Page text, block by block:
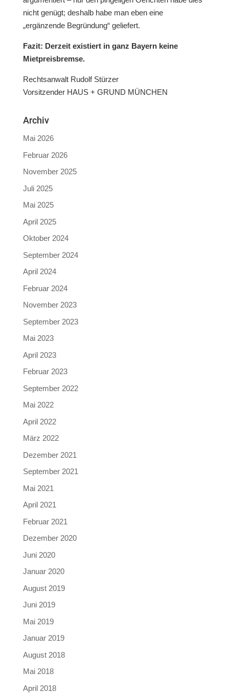
nicht genügt; deshalb habe man eben eine
„ergänzende Begründung“ geliefert.
Fazit: Derzeit existiert in ganz Bayern keine
Mietpreisbremse.
Rechtsanwalt Rudolf Stürzer
Vorsitzender HAUS + GRUND MÜNCHEN
Archiv
Mai 2026
Februar 2026
November 2025
Juli 2025
Mai 2025
April 2025
Oktober 2024
September 2024
April 2024
Februar 2024
November 2023
September 2023
Mai 2023
April 2023
Februar 2023
September 2022
Mai 2022
April 2022
März 2022
Dezember 2021
September 2021
Mai 2021
April 2021
Februar 2021
Dezember 2020
Juni 2020
Januar 2020
August 2019
Juni 2019
Mai 2019
Januar 2019
August 2018
Mai 2018
April 2018